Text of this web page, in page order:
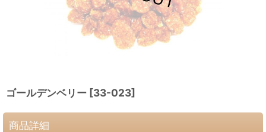
ゴールデンベリー [33-023]
商品詳細